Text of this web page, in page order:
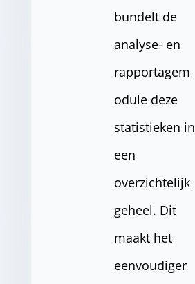
bundelt de
analyse- en
rapportagem
odule deze
statistieken in
een
overzichtelijk
geheel. Dit
maakt het
eenvoudiger